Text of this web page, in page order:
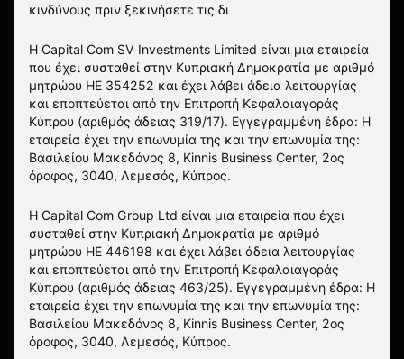
κινδύνους πριν ξεκινήσετε τις δι
Η Capital Com SV Investments Limited είναι μια εταιρεία
που έχει συσταθεί στην Κυπριακή Δημοκρατία με αριθμό
μητρώου HE 354252 και έχει λάβει άδεια λειτουργίας
και εποπτεύεται από την Επιτροπή Κεφαλαιαγοράς
Κύπρου (αριθμός άδειας 319/17). Εγγεγραμμένη έδρα: Η
εταιρεία έχει την επωνυμία της και την επωνυμία της:
Βασιλείου Μακεδόνος 8, Kinnis Business Center, 2ος
όροφος, 3040, Λεμεσός, Κύπρος.
Η Capital Com Group Ltd είναι μια εταιρεία που έχει
συσταθεί στην Κυπριακή Δημοκρατία με αριθμό
μητρώου ΗΕ 446198 και έχει λάβει άδεια λειτουργίας
και εποπτεύεται από την Επιτροπή Κεφαλαιαγοράς
Κύπρου (αριθμός άδειας 463/25). Εγγεγραμμένη έδρα: Η
εταιρεία έχει την επωνυμία της και την επωνυμία της:
Βασιλείου Μακεδόνος 8, Kinnis Business Center, 2ος
όροφος, 3040, Λεμεσός, Κύπρος.